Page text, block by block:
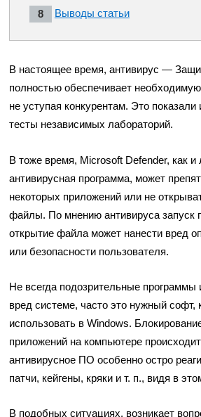
Выводы статьи
В настоящее время, антивирус —
полностью обеспечивает
не уступая конкурентам. Это
тесты независимых лабораторий.
В тоже время, Microsoft Defender, как и
антивирусная программа, может
некоторых приложений или не
файлы. По мнению антивируса запуск
открытие файла может нанести вред
или безопасности пользователя.
Не всегда подозрительные
вред системе, часто это нужный софт,
использовать в Windows.
приложений на компьютере
антивирусное ПО особенно остро
патчи, кейгены, кряки и т. п., видя в
В подобных ситуациях, возникает